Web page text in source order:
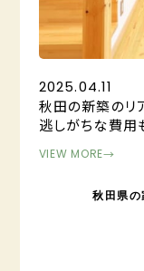
2025.04.11
秋田の新築のリ
逃しがちな費用
VIEW MORE→
秋田県